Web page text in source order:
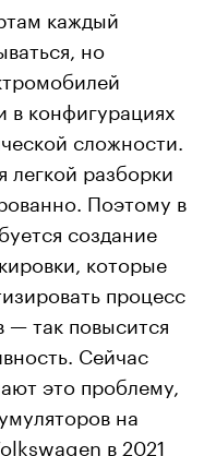
каждый
но
в конфигурациях
сложности.
разборки
Поэтому в
создание
которые
процесс
— так повысится
Сейчас
это проблему,
на
в 2021